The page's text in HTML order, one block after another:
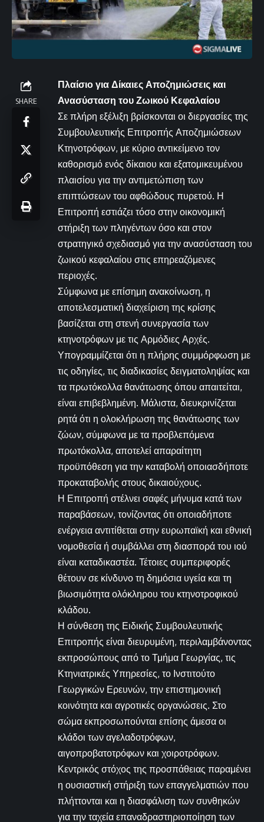
SHARE
Πλαίσιο για Δίκαιες Αποζημιώσεις και
Ανασύσταση του Ζωικού Κεφαλαίου
Σε πλήρη εξέλιξη βρίσκονται οι διεργασίες της
Συμβουλευτικής Επιτροπής Αποζημιώσεων
Κτηνοτρόφων, με κύριο αντικείμενο τον
καθορισμό ενός δίκαιου και εξατομικευμένου
πλαισίου για την αντιμετώπιση των
επιπτώσεων του αφθώδους πυρετού. Η
Επιτροπή εστιάζει τόσο στην οικονομική
στήριξη των πληγέντων όσο και στον
στρατηγικό σχεδιασμό για την ανασύσταση του
ζωικού κεφαλαίου στις επηρεαζόμενες
περιοχές.
Σύμφωνα με επίσημη ανακοίνωση, η
αποτελεσματική διαχείριση της κρίσης
βασίζεται στη στενή συνεργασία των
κτηνοτρόφων με τις Αρμόδιες Αρχές.
Υπογραμμίζεται ότι η πλήρης συμμόρφωση με
τις οδηγίες, τις διαδικασίες δειγματοληψίας και
τα πρωτόκολλα θανάτωσης όπου απαιτείται,
είναι επιβεβλημένη. Μάλιστα, διευκρινίζεται
ρητά ότι η ολοκλήρωση της θανάτωσης των
ζώων, σύμφωνα με τα προβλεπόμενα
πρωτόκολλα, αποτελεί απαραίτητη
προϋπόθεση για την καταβολή οποιασδήποτε
προκαταβολής στους δικαιούχους.
Η Επιτροπή στέλνει σαφές μήνυμα κατά των
παραβάσεων, τονίζοντας ότι οποιαδήποτε
ενέργεια αντιτίθεται στην ευρωπαϊκή και εθνική
νομοθεσία ή συμβάλλει στη διασπορά του ιού
είναι καταδικαστέα. Τέτοιες συμπεριφορές
θέτουν σε κίνδυνο τη δημόσια υγεία και τη
βιωσιμότητα ολόκληρου του κτηνοτροφικού
κλάδου.
Η σύνθεση της Ειδικής Συμβουλευτικής
Επιτροπής είναι διευρυμένη, περιλαμβάνοντας
εκπροσώπους από το Τμήμα Γεωργίας, τις
Κτηνιατρικές Υπηρεσίες, το Ινστιτούτο
Γεωργικών Ερευνών, την επιστημονική
κοινότητα και αγροτικές οργανώσεις. Στο
σώμα εκπροσωπούνται επίσης άμεσα οι
κλάδοι των αγελαδοτρόφων,
αιγοπροβατοτρόφων και χοιροτρόφων.
Κεντρικός στόχος της προσπάθειας παραμένει
η ουσιαστική στήριξη των επαγγελματιών που
πλήττονται και η διασφάλιση των συνθηκών
για την ταχεία επαναδραστηριοποίηση των